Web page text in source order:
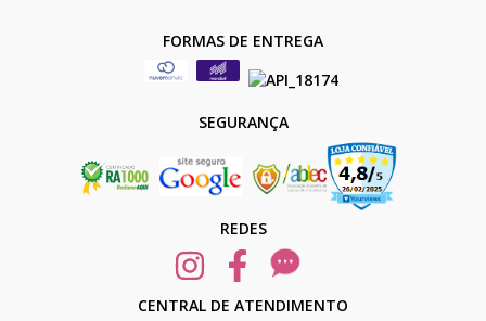
FORMAS DE ENTREGA
SEGURANÇA
REDES
CENTRAL DE ATENDIMENTO